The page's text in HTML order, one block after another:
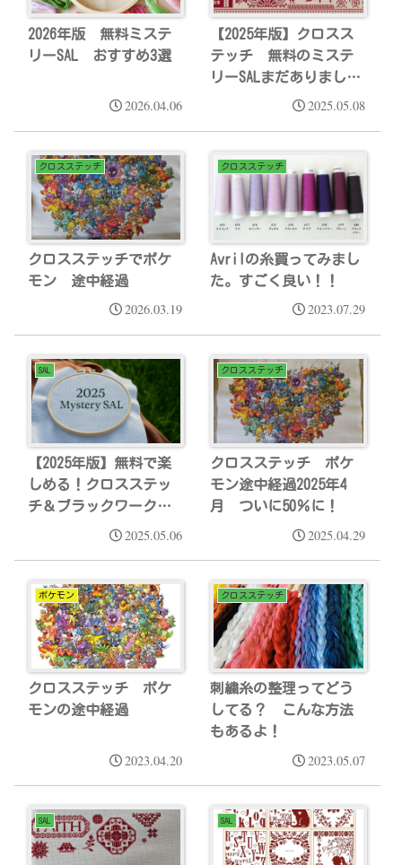
2026年版 無料ミステ
リーSAL おすすめ3選
2026.04.06
【2025年版】クロスス
テッチ 無料のミステ
リーSALまだありまし
2025.05.08
クロスステッチ
クロスステッチでポケ
モン 途中経過
2026.03.19
クロスステッチ
Avrilの糸買ってみまし
た。すごく良い！！
2023.07.29
SAL
【2025年版】無料で楽
しめる！クロスステッ
チ＆ブラックワークの
ミステリーSALまとめ
2025.05.06
クロスステッチ
クロスステッチ ポケ
モン途中経過2025年4
月 ついに50％に！
2025.04.29
ポケモン
クロスステッチ ポケ
モンの途中経過
2023.04.20
クロスステッチ
刺繍糸の整理ってどう
してる？ こんな方法
もあるよ！
2023.05.07
SAL SAL